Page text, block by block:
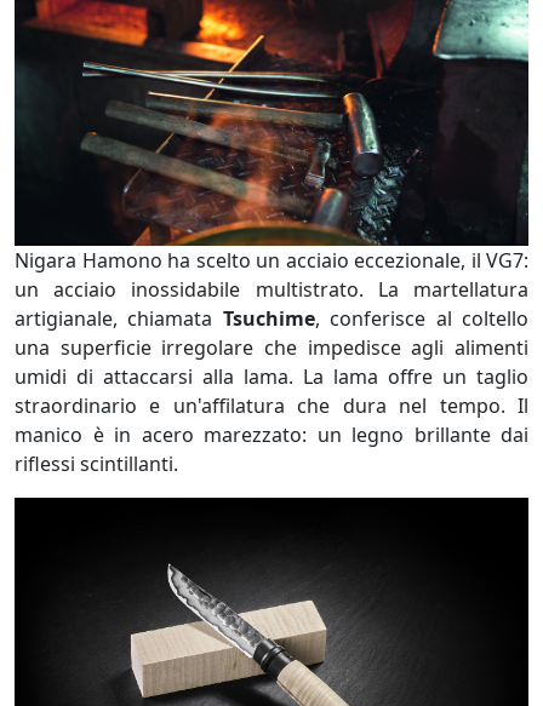
Nigara Hamono ha scelto un acciaio eccezionale, il VG7:
un acciaio inossidabile multistrato. La martellatura
artigianale, chiamata Tsuchime, conferisce al coltello
una superficie irregolare che impedisce agli alimenti
umidi di attaccarsi alla lama. La lama offre un taglio
straordinario e un'affilatura che dura nel tempo. Il
manico è in acero marezzato: un legno brillante dai
riflessi scintillanti.